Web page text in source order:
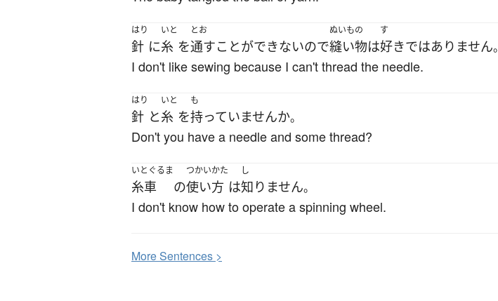
はり
針 に
いと
糸 を
とお
通すことができないので
ぬいもの
縫い物は
す
好きではありません。
I don't like sewing because I can't thread the needle.
はり
針 と
いと
糸 を
も
持っていませんか。
Don't you have a needle and some thread?
いとぐるま
糸車 の
つかいかた
使い方 は
し
知りません。
I don't know how to operate a spinning wheel.
MoreSentences >